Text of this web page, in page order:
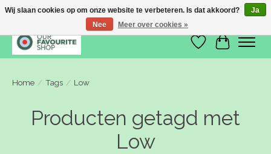
Verlanglijst
Home / Tags / Low
Producten getagd met
Low
Wij slaan cookies op om onze website te verbeteren. Is dat akkoord?
Ja
Nee
Meer over cookies »